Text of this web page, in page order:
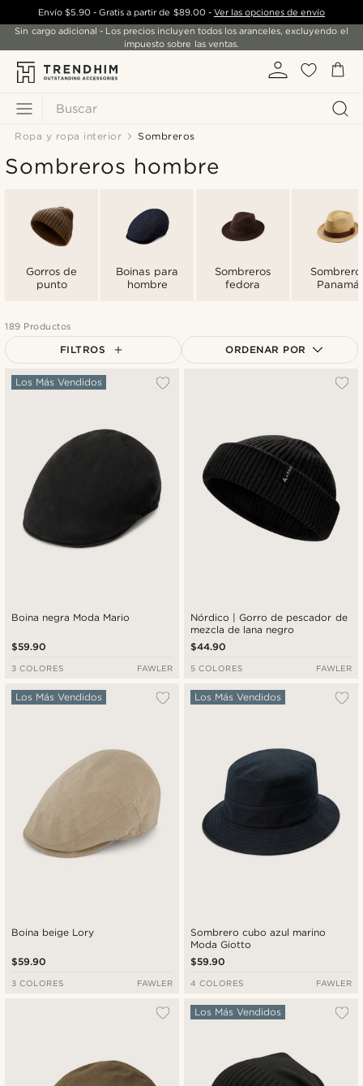
Buscar
Envío $5.90- Gratis a partir de $89.00- Ver las opciones de envío
Sin cargo adicional - Los precios incluyen todos los aranceles, excluyendo el
impuesto sobre las ventas.
Ropa y ropa interior Sombreros
Sombreros hombre
Gorros de
punto
Boinas para
hombre
Sombreros
fedora
Panamá
189 Productos
FILTROS ORDENAR POR
Mayor precio
Boina negra Moda Mario
Los Más Vendidos
$59.90
3 COLORES FAWLER
Nórdico | Gorro de pescador de
mezcla de lana negro
$44.90
5 COLORES FAWLER
Boina beige Lory
Los Más Vendidos
$59.90
3 COLORES FAWLER
Sombrero cubo azul marino
Moda Giotto
Los Más Vendidos
$59.90
4 COLORES FAWLER
Los Más Vendidos